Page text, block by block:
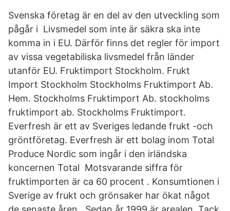
Svenska företag är en del av den utveckling som
pågår i Livsmedel som inte är säkra ska inte
komma in i EU. Därför finns det regler för import
av vissa vegetabiliska livsmedel från länder
utanför EU. Fruktimport Stockholm. Frukt
Import Stockholm Stockholms Fruktimport Ab.
Hem. Stockholms Fruktimport Ab. stockholms
fruktimport ab. Stockholms Fruktimport.
Everfresh är ett av Sveriges ledande frukt -och
gröntföretag. Everfresh är ett bolag inom Total
Produce Nordic som ingår i den irländska
koncernen Total Motsvarande siffra för
fruktimporten är ca 60 procent . Konsumtionen i
Sverige av frukt och grönsaker har ökat något